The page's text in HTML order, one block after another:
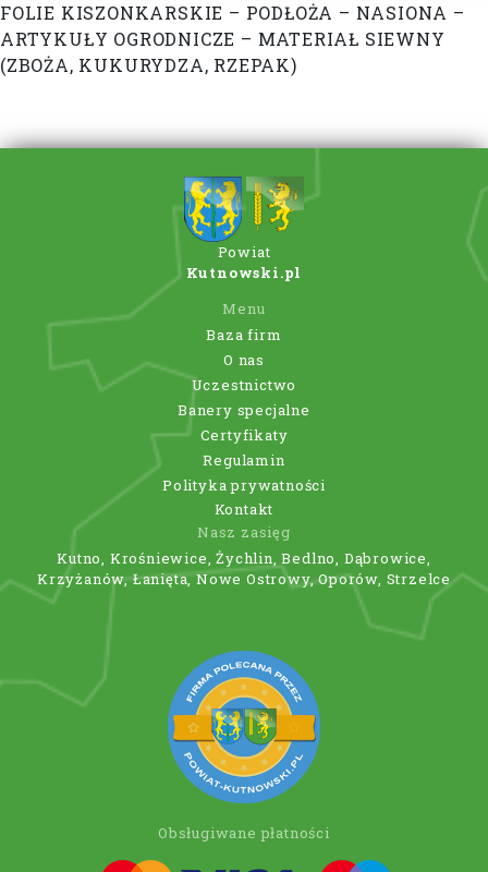
FOLIE KISZONKARSKIE – PODŁOŻA – NASIONA –
ARTYKUŁY OGRODNICZE – MATERIAŁ SIEWNY
(ZBOŻA, KUKURYDZA, RZEPAK)
Powiat
Kutnowski.pl
Menu
Baza firm
O nas
Uczestnictwo
Banery specjalne
Certyfikaty
Regulamin
Polityka prywatności
Kontakt
Nasz zasięg
Kutno, Krośniewice, Żychlin, Bedlno, Dąbrowice,
Krzyżanów, Łanięta, Nowe Ostrowy, Oporów, Strzelce
Obsługiwane płatności